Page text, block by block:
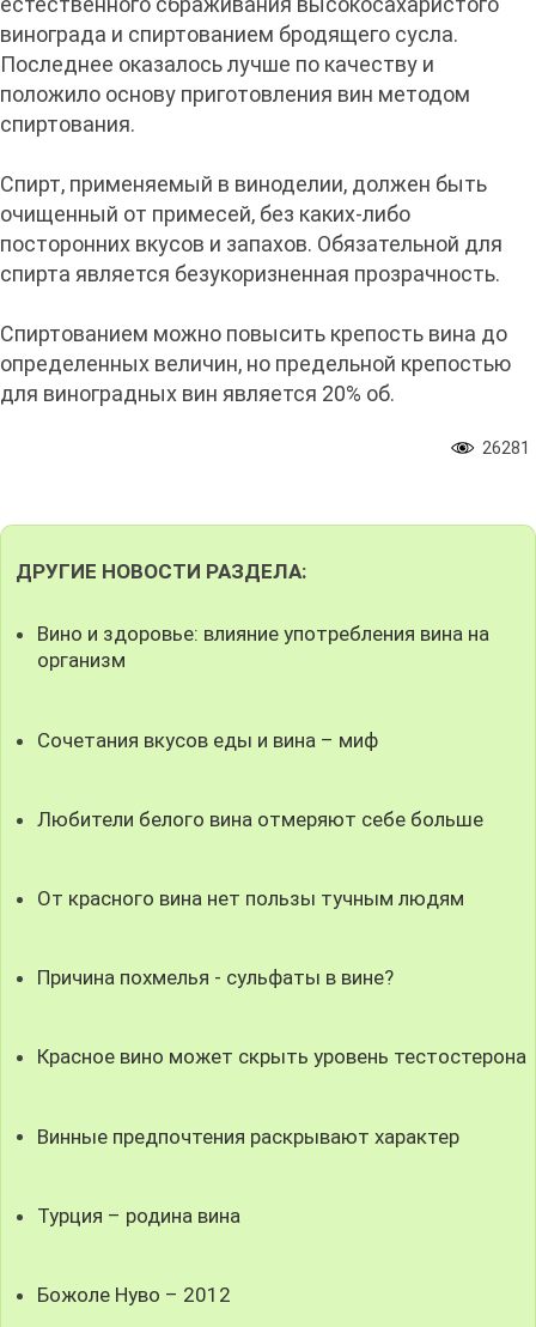
винограда и спиртованием бродящего сусла.
Последнее оказалось лучше по качеству и
положило основу приготовления вин методом
спиртования.
Спирт, применяемый в виноделии, должен быть
очищенный от примесей, без каких-либо
посторонних вкусов и запахов. Обязательной для
спирта является безукоризненная прозрачность.
Спиртованием можно повысить крепость вина до
определенных величин, но предельной крепостью
для виноградных вин является 20% об.
26281
ДРУГИЕ НОВОСТИ РАЗДЕЛА:
Вино и здоровье: влияние употребления вина на
организм
Сочетания вкусов еды и вина – миф
Любители белого вина отмеряют себе больше
От красного вина нет пользы тучным людям
Причина похмелья - сульфаты в вине?
Красное вино может скрыть уровень тестостерона
Винные предпочтения раскрывают характер
Турция – родина вина
Божоле Нуво – 2012